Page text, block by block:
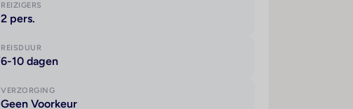
REIZIGERS
2 pers.
REISDUUR
6-10 dagen
VERZORGING
Geen Voorkeur